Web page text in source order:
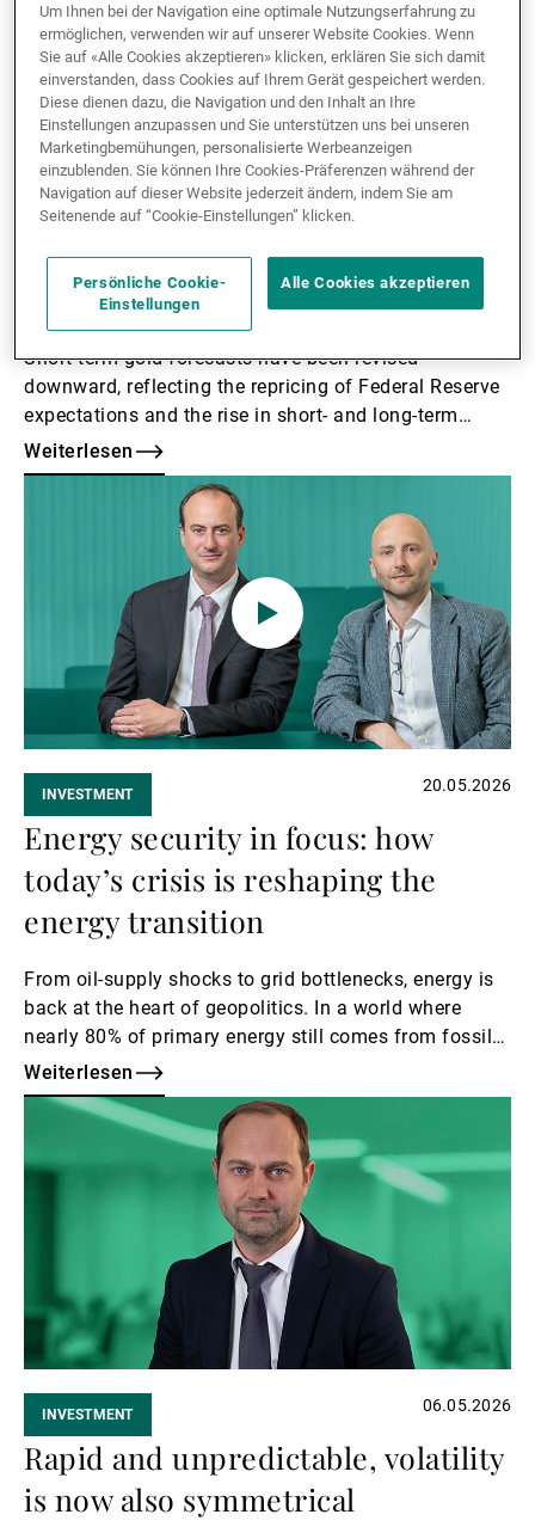
INVESTMENT
Real yields, flows, and geopolitics:
What’s driving gold now
Short-term gold forecasts have been revised
downward, reflecting the repricing of Federal Reserve
expectations and the rise in short- and long-term
interest rates observed in recent weeks.
Weiterlesen
INVESTMENT 20.05.2026
Energy security in focus: how
today’s crisis is reshaping the
energy transition
From oil‑supply shocks to grid bottlenecks, energy is
back at the heart of geopolitics. In a world where
nearly 80% of primary energy still comes from fossil
fuels, recent conflicts and supply disruptions have
exposed vulnerabilities – but they’re also catalysing
change.
Weiterlesen
Weiterlesen
INVESTMENT 06.05.2026
Rapid and unpredictable, volatility
is now also symmetrical
Um Ihnen bei der Navigation eine optimale Nutzungserfahrung zu
ermöglichen, verwenden wir auf unserer Website Cookies. Wenn
Sie auf «Alle Cookies akzeptieren» klicken, erklären Sie sich damit
einverstanden, dass Cookies auf Ihrem Gerät gespeichert werden.
Diese dienen dazu, die Navigation und den Inhalt an Ihre
Einstellungen anzupassen und Sie unterstützen uns bei unseren
Marketingbemühungen, personalisierte Werbeanzeigen
einzublenden. Sie können Ihre Cookies-Präferenzen während der
Navigation auf dieser Website jederzeit ändern, indem Sie am
Seitenende auf “Cookie-Einstellungen” klicken.
Persönliche Cookie-
Einstellungen
Alle Cookies akzeptieren